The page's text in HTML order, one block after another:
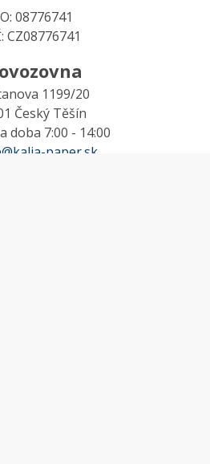
08776741
CZ08776741
1199/20
Český Těšín
doba 7:00 - 14:00
paper.sk